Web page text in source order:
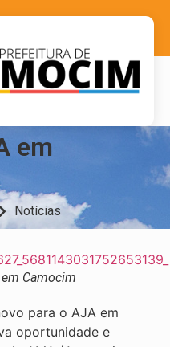
em
Notícias
Camocim
para o AJA em
oportunidade e